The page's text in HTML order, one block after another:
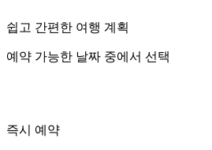
쉽고 간편한 여행 계획
예약 가능한 날짜 중에서 선택
즉시 예약